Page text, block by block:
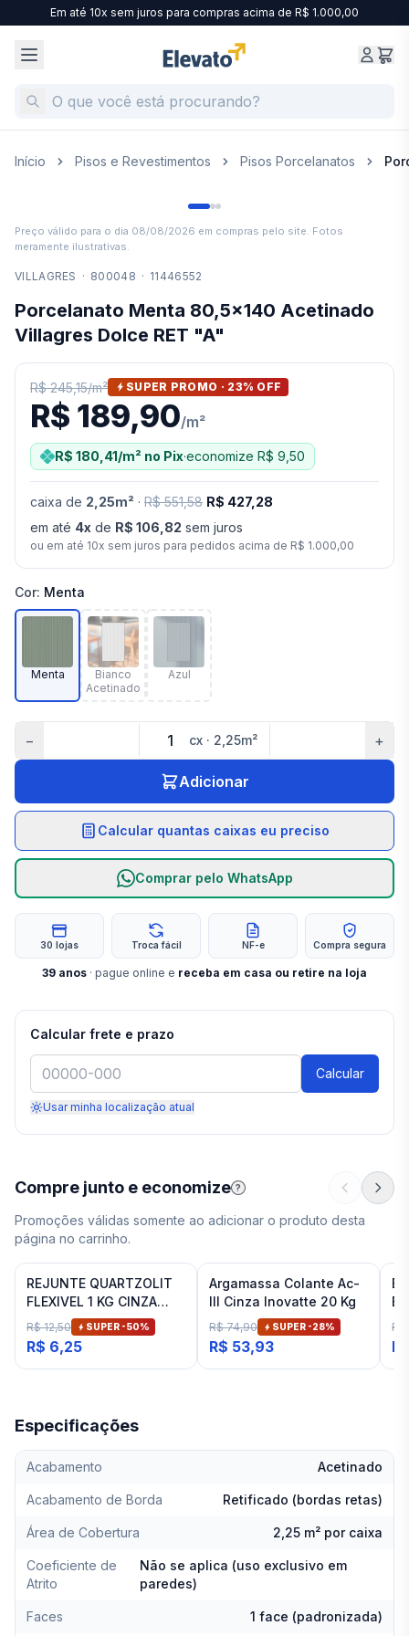
Em até 10x sem juros para compras acima de R$ 1.000,00
Início Pisos e Revestimentos Pisos Porcelanatos
Preço válido para o dia 08/08/2026 em compras pelo site. Fotos
meramente ilustrativas.
Compre junto e economize ?
Promoções válidas somente ao adicionar o produto desta
página no carrinho.
REJUNTE QUARTZOLIT
FLEXIVEL 1 KG CINZA
ARTICO
R$ 12,50 SUPER -50%
R$ 6,25
Argamassa Colante Ac-
III Cinza Inovatte 20 Kg
R$ 74,90 SUPER -28%
R$ 53,93
Fit
Especificações
Acabamento Acetinado
Acabamento de Borda Retificado (bordas retas)
Área de Cobertura 2,25 m² por caixa
Coeficiente de
Atrito
Não se aplica (uso exclusivo em
paredes)
Faces 1 face (padronizada)
VILLAGRES · 800048 · 11446552
Porcelanato Menta 80,5x140 Acetinado
Villagres Dolce RET "A"
R$ 245,15/m² SUPER PROMO · 23% OFF
R$ 189,90/m²
R$ 180,41/m² no Pix·economize R$ 9,50
caixa de 2,25m² · R$ 551,58 R$ 427,28
em até 4x de R$ 106,82 sem juros
ou em até 10x sem juros para pedidos acima de R$ 1.000,00
Cor: Menta
Menta
Bianco
Acetinado
Azul
− cx· 2,25m² +
Adicionar
Calcular quantas caixas eu preciso
Comprar pelo WhatsApp
30 lojas Troca fácil NF-e Compra segura
39 anos · pague online e receba em casa ou retire na loja
Calcular frete e prazo
Calcular
Usar minha localização atual